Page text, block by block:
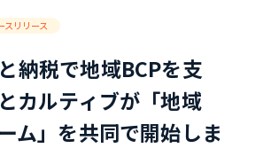
スリリース
納税で地域BCPを支
カルティブが「地域
ム」を共同で開始しま